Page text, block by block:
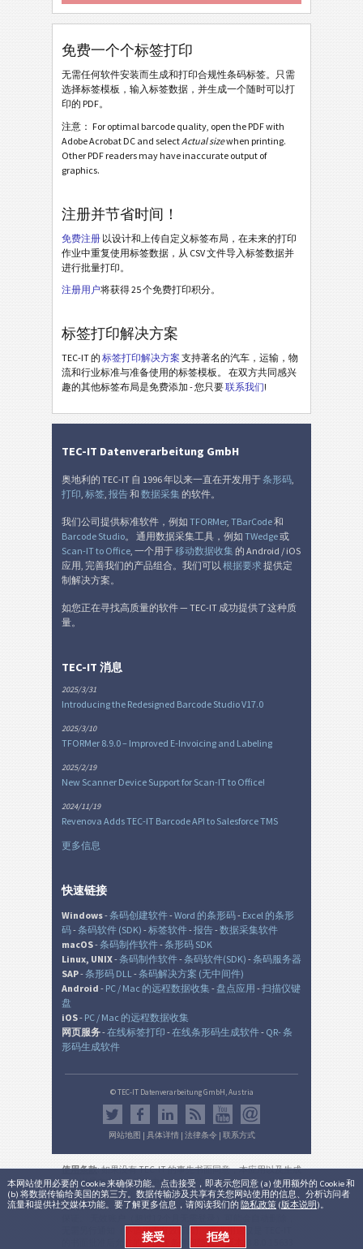
本网站使用必要的 Cookie 来确保功能。点击接受，即表示您同意 (a) 使用额外的 Cookie 和
(b) 将数据传输给美国的第三方。数据传输涉及共享有关您网站使用的信息、分析访问者
流量和提供社交媒体功能。要了解更多信息，请阅读我们的 隐私政策 (版本说明)。
接受 拒绝
CAT Caterpillar
GS1 GS1 标签
O Odette
G Galia
MAT MAT 标签
LTO LTO 标签
NF Nutrition Labels
₣ 瑞士 QR 账单
M 杂
免费一个个标签打印
无需任何软件安装而生成和打印合规性条码标签。只需
选择标签模板，输入标签数据，并生成一个随时可以打
印的 PDF。
注意： For optimal barcode quality, open the PDF with
Adobe Acrobat DC and selectActual sizewhen printing.
Other PDF readers may have inaccurate output of
graphics.
注册并节省时间！
免费注册 以设计和上传自定义标签布局，在未来的打印
作业中重复使用标签数据，从 CSV 文件导入标签数据并
进行批量打印。
注册用户将获得 25 个免费打印积分。
标签打印解决方案
TEC-IT 的 标签打印解决方案 支持著名的汽车，运输，物
流和行业标准与准备使用的标签模板。 在双方共同感兴
趣的其他标签布局是免费添加 - 您只要联系我们!
TEC-IT Datenverarbeitung GmbH
奥地利的 TEC-IT 自 1996 年以来一直在开发用于条形码,
打印, 标签, 报告和 数据采集的软件。
我们公司提供标准软件，例如 TFORMer, TBarCode和
Barcode Studio。 通用数据采集工具，例如 TWedge或
Scan-IT to Office, 一个用于移动数据收集的 Android / iOS
应用, 完善我们的产品组合。我们可以 根据要求 提供定
制解决方案。
如您正在寻找高质量的软件 — TEC-IT 成功提供了这种质
量。
TEC-IT 消息
2025/3/31
Introducing the Redesigned Barcode Studio V17.0
2025/3/10
TFORMer 8.9.0 – Improved E-Invoicing and Labeling
2025/2/19
New Scanner Device Support for Scan-IT to Office!
2024/11/19
Revenova Adds TEC-IT Barcode API to Salesforce TMS
更多信息
快速链接
Windows-条码创建软件-Word 的条形码- Excel 的条形
码-条码软件 (SDK) -标签软件-报告-数据采集软件
macOS-条码制作软件-条形码 SDK
Linux, UNIX-条码制作软件-条码软件(SDK) -条码服务器
SAP-条形码 DLL-条码解决方案 (无中间件)
Android - PC / Mac 的远程数据收集- 盘点应用 -扫描仪键
盘
iOS- PC / Mac 的远程数据收集
网页服务-在线标签打印 -在线条形码生成软件- QR- 条
形码生成软件
© TEC-IT Datenverarbeitung GmbH, Austria
网站地图 | 具体详情| 法律条令| 联系方式
使用条款: 如果没有 TEC-IT 的事先书面同意，本应用以及生成
的输出是在非生产环境中的非商业的评估目的而设。 使用只
允许用于法律目的，并根据该有效的国家或国际法规。 本服
务的功能性，正确性和/或不间断可用性或所产生的结果不能
无需另行通知（不适用于有效订阅)。 商业用途仅是 TEC-IT
的书面批准后允许的。法律条件和隐私。版本: